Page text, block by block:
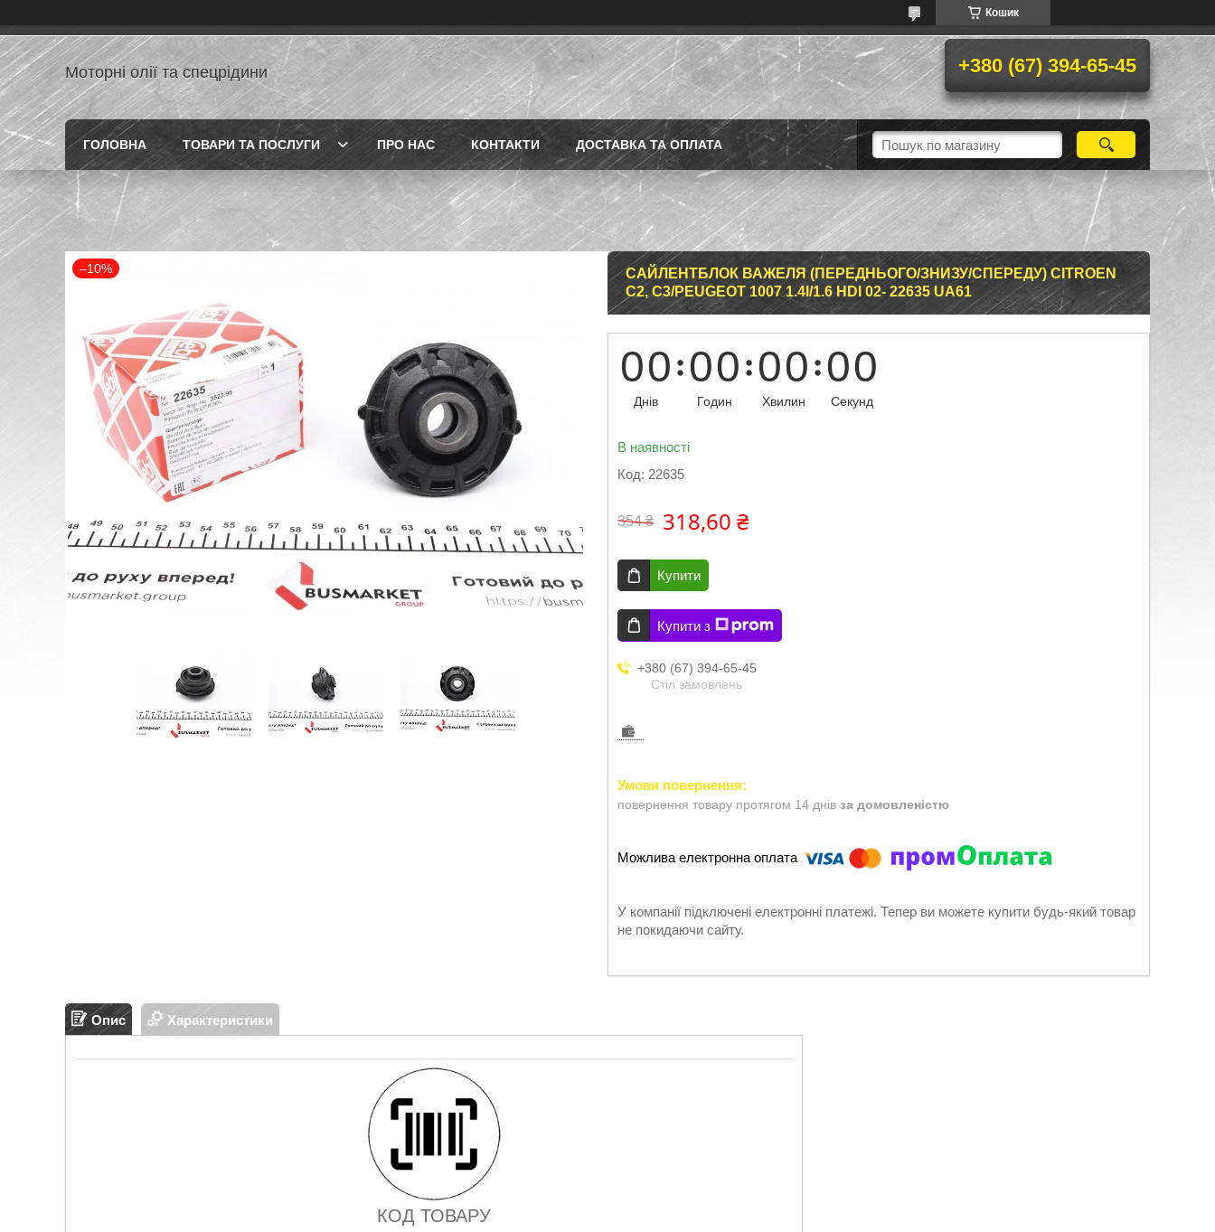
Кошик
Моторні олії та спецрідини +380 (67) 394-65-45
ГОЛОВНА ТОВАРИ ТА ПОСЛУГИ ПРО НАС КОНТАКТИ ДОСТАВКА ТА ОПЛАТА
–10%
САЙЛЕНТБЛОК ВАЖЕЛЯ (ПЕРЕДНЬОГО/ЗНИЗУ/СПЕРЕДУ) CITROEN
C2, C3/PEUGEOT 1007 1.4I/1.6 HDI 02- 22635 UA61
00
Днів
00
Годин
00
Хвилин
00
Секунд
В наявності
Код: 22635
354 ₴ 318,60 ₴
Купити
Купити з
+380 (67) 394-65-45
Стіл замовлень
повернення товару протягом 14 днів за домовленістю
У компанії підключені електронні платежі. Тепер ви можете купити будь-який товар
не покидаючи сайту.
Опис Характеристики
КОД ТОВАРУ